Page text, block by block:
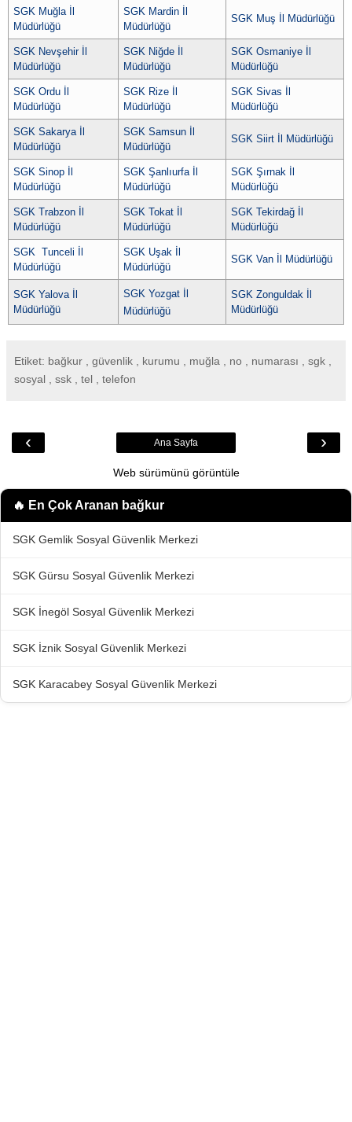
SGK Muğla İl
Müdürlüğü
SGK Mardin İl
Müdürlüğü
SGK Muş İl Müdürlüğü
SGK Nevşehir İl
Müdürlüğü
SGK Niğde İl
Müdürlüğü
SGK Osmaniye İl
Müdürlüğü
SGK Ordu İl
Müdürlüğü
SGK Rize İl
Müdürlüğü
SGK Sivas İl
Müdürlüğü
SGK Sakarya İl
Müdürlüğü
SGK Samsun İl
Müdürlüğü
SGK Siirt İl Müdürlüğü
SGK Sinop İl
Müdürlüğü
SGK Şanlıurfa İl
Müdürlüğü
SGK Şırnak İl
Müdürlüğü
SGK Trabzon İl
Müdürlüğü
SGK Tokat İl
Müdürlüğü
SGK Tekirdağ İl
Müdürlüğü
SGK Tunceli İl
Müdürlüğü
SGK Uşak İl
Müdürlüğü
SGK Van İl Müdürlüğü
SGK Yalova İl
Müdürlüğü
SGK Yozgat İl
Müdürlüğü
SGK Zonguldak İl
Müdürlüğü
Etiket: bağkur , güvenlik , kurumu , muğla , no , numarası , sgk ,
sosyal , ssk , tel , telefon
‹ ›
Ana Sayfa
Web sürümünü görüntüle
🔥 En Çok Aranan bağkur
SGK Gemlik Sosyal Güvenlik Merkezi
SGK Gürsu Sosyal Güvenlik Merkezi
SGK İnegöl Sosyal Güvenlik Merkezi
SGK İznik Sosyal Güvenlik Merkezi
SGK Karacabey Sosyal Güvenlik Merkezi